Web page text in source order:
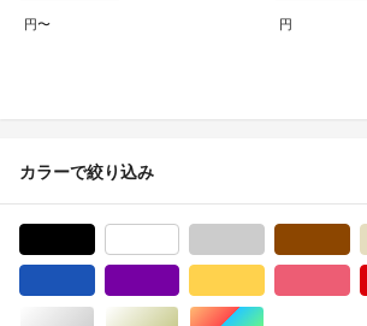
円〜 円
カラーで絞り込み